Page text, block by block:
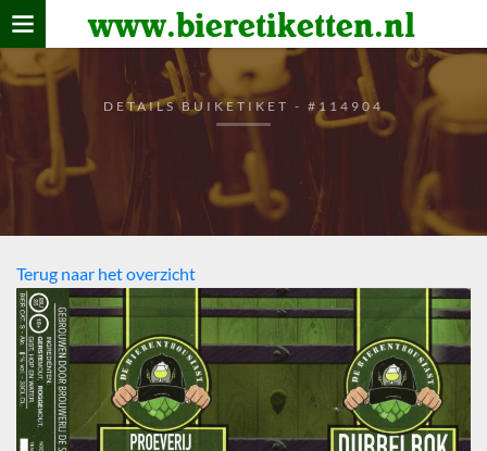
www.bieretiketten.nl
Home
verzamelen
De bierkaart
Bezoekers
DETAILS BUIKETIKET - #114904
Terug naar het overzicht